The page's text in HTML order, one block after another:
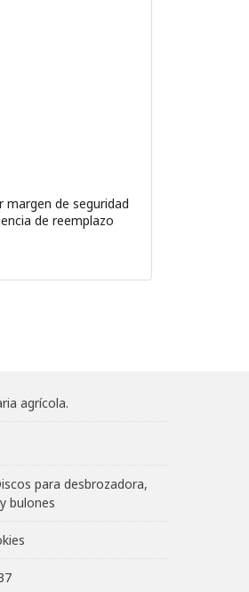
de seguridad
de reemplazo
agrícola.
para desbrozadora
bulones